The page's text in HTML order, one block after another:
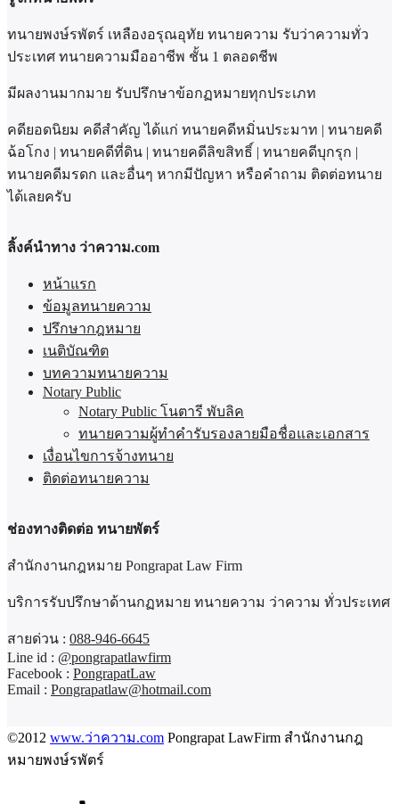
ทนายพงษ์รพัตร์ เหลืองอรุณอุทัย ทนายความ รับว่าความทั่ว
ประเทศ ทนายความมืออาชีพ ชั้น 1 ตลอดชีพ
มีผลงานมากมาย รับปรึกษาข้อกฏหมายทุกประเภท
คดียอดนิยม คดีสำคัญ ได้แก่ ทนายคดีหมิ่นประมาท | ทนายคดี
ฉ้อโกง | ทนายคดีที่ดิน | ทนายคดีลิขสิทธิ์ | ทนายคดีบุกรุก |
ทนายคดีมรดก และอื่นๆ หากมีปัญหา หรือคำถาม ติดต่อทนาย
ได้เลยครับ
ลิ้งค์นำทาง ว่าความ.com
หน้าแรก
ข้อมูลทนายความ
ปรึกษากฎหมาย
เนติบัณฑิต
บทความทนายความ
Notary Public
Notary Public โนตารี พับลิค
ทนายความผู้ทำคำรับรองลายมือชื่อและเอกสาร
เงื่อนไขการจ้างทนาย
ติดต่อทนายความ
ช่องทางติดต่อ ทนายพัตร์
สำนักงานกฎหมาย Pongrapat Law Firm
บริการรับปรึกษาด้านกฏหมาย ทนายความ ว่าความ ทั่วประเทศ
สายด่วน : 088-946-6645
Line id : @pongrapatlawfirm
Facebook : PongrapatLaw
Email : Pongrapatlaw@hotmail.com
©2012 www.ว่าความ.com Pongrapat LawFirm สำนักงานกฎ
หมายพงษ์รพัตร์